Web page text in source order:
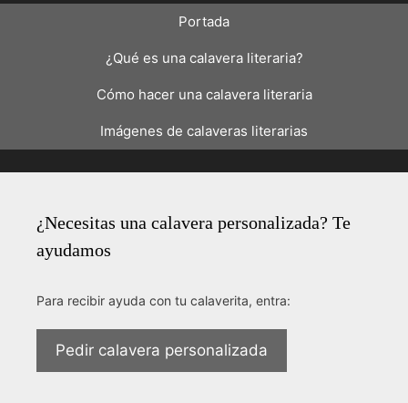
Portada
¿Qué es una calavera literaria?
Cómo hacer una calavera literaria
Imágenes de calaveras literarias
¿Necesitas una calavera personalizada? Te
ayudamos
Para recibir ayuda con tu calaverita, entra:
Pedir calavera personalizada